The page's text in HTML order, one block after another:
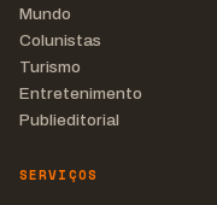
Mundo
Colunistas
Turismo
Entretenimento
Publieditorial
SERVIÇOS